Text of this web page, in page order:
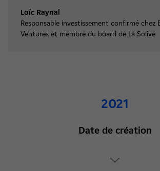
Loïc Raynal
Responsable investissement confirmé chez
Ventures et membre du board de La Solive
2021
Date de création